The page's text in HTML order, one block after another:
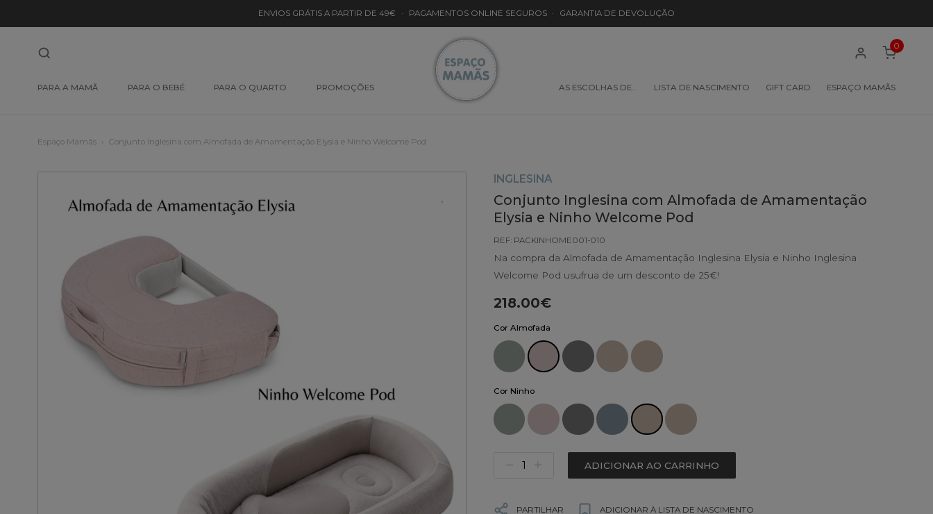
ENVIOS GRÁTIS A PARTIR DE 49€ · PAGAMENTOS ONLINE SEGUROS · GARANTIA DE DEVOLUÇÃO
PARA A MAMÃ PARA O BEBÉ PARA O QUARTO PROMOÇÕES AS ESCOLHAS DE… LISTA DE NASCIMENTO GIFT CARD ESPAÇO MAMÃS
0
Espaço Mamãs Conjunto Inglesina com Almofada de Amamentação Elysia e Ninho Welcome Pod
INGLESINA
Conjunto Inglesina com Almofada de Amamentação
Elysia e Ninho Welcome Pod
REF: PACKINHOME001-010
Na compra da Almofada de Amamentação Inglesina Elysia e Ninho Inglesina
Welcome Pod usufrua de um desconto de 25€!
218.00€
Cor Almofada
Cor Ninho
ADICIONAR AO CARRINHO
PARTILHAR ADICIONAR À LISTA DE NASCIMENTO